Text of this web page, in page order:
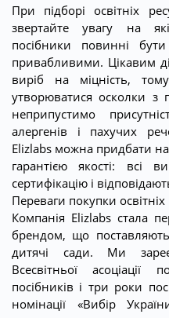
При підборі освітніх
звертайте увагу на
посібники повинні
привабливими. Цікавим
виріб на міцність,
утворюватися осколки з
неприпустимо
алергенів і пахучих
Elizlabs можна придбати
гарантією якості: всі
сертифікацію і
Переваги покупки
Компанія Elizlabs стала
брендом, що
дитячі сади. Ми
Всесвітньої асоціації
посібників і три роки
номінації «Вибір